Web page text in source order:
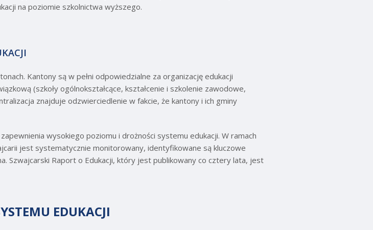
na poziomie szkolnictwa wyższego.
Kantony są w pełni odpowiedzialne za organizację edukacji
(szkoły ogólnokształcące, kształcenie i szkolenie zawodowe,
znajduje odzwierciedlenie w fakcie, że kantony i ich gminy
wysokiego poziomu i drożności systemu edukacji. W ramach
jest systematycznie monitorowany, identyfikowane są kluczowe
Szwajcarski Raport o Edukacji, który jest publikowany co cztery lata, jest
EDUKACJI